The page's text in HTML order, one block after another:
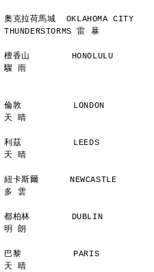
奧克拉荷馬城  OKLAHOMA
THUNDERSTORMS 雷 暴
檀香山        HONOLULU
驟 雨
倫敦          LONDON
天 晴
利茲          LEEDS
天 晴
紐卡斯爾      NEWCASTLE
多 雲
都柏林        DUBLIN
明 朗
巴黎          PARIS
天 晴